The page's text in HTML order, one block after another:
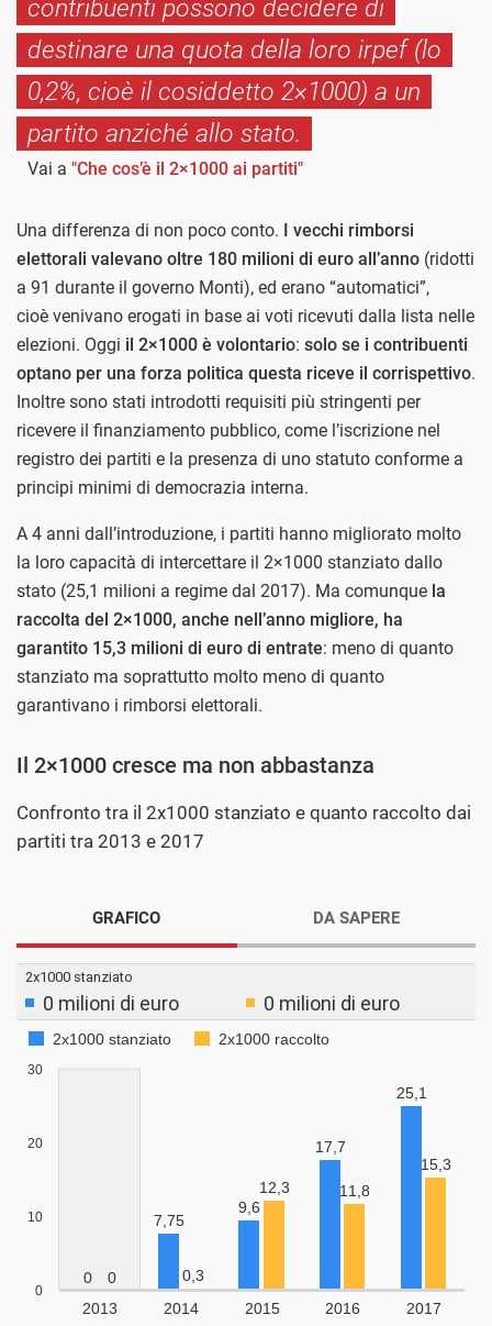
contribuenti possono decidere di
destinare una quota della loro irpef (lo
0,2%, cioè il cosiddetto 2×1000) a un
partito anziché allo stato.
Vai a "Che cos’è il 2×1000 ai partiti"
Una differenza di non poco conto. I vecchi rimborsi
elettorali valevano oltre 180 milioni di euro all’anno (ridotti
a 91 durante il governo Monti), ed erano “automatici”,
cioè venivano erogati in base ai voti ricevuti dalla lista nelle
elezioni. Oggi il 2×1000 è volontario: solo se i contribuenti
optano per una forza politica questa riceve il corrispettivo.
Inoltre sono stati introdotti requisiti più stringenti per
ricevere il finanziamento pubblico, come l’iscrizione nel
registro dei partiti e la presenza di uno statuto conforme a
principi minimi di democrazia interna.
A 4 anni dall’introduzione, i partiti hanno migliorato molto
la loro capacità di intercettare il 2×1000 stanziato dallo
stato (25,1 milioni a regime dal 2017). Ma comunque la
raccolta del 2×1000, anche nell’anno migliore, ha
garantito 15,3 milioni di euro di entrate: meno di quanto
stanziato ma soprattutto molto meno di quanto
garantivano i rimborsi elettorali.
Il 2×1000 cresce ma non abbastanza
Confronto tra il 2x1000 stanziato e quanto raccolto dai
partiti tra 2013 e 2017
GRAFICO DA SAPERE